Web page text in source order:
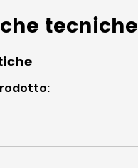
tecniche
: